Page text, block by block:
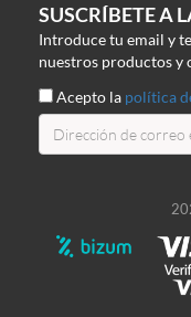
SUSCRÍBETE A
Introduce tu email y
nuestros productos y
Acepto la política